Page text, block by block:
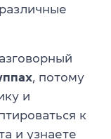
, потому
и
к
и узнаете